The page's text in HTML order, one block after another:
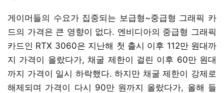
게이머들의 수요가 집중되는 보급형~중급형 그래픽 카
드의 가격은 큰 영향이 없다. 엔비디아의 중급형 그래픽
카드인 RTX 3060은 지난해 첫 출시 이후 112만 원대까
지 가격이 올랐다가, 채굴 제한이 걸린 이후 60만 원대
까지 가격이 일시 하락했다. 하지만 채굴 제한이 강제로
해제되며 가격이 다시 90만 원까지 올랐다가, 올해 들